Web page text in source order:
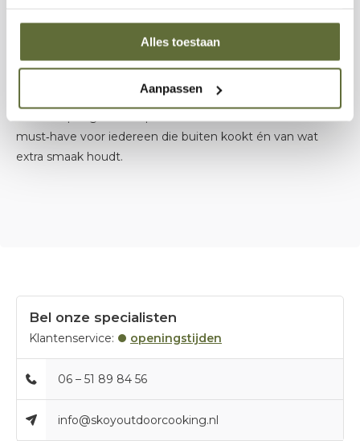
Alles toestaan
Aanpassen
zuur en kruiden.
must‑have voor iedereen die buiten kookt én van wat
extra smaak houdt.
Bel onze specialisten
Klantenservice: openingstijden
06 – 51 89 84 56
info@skoyoutdoorcooking.nl